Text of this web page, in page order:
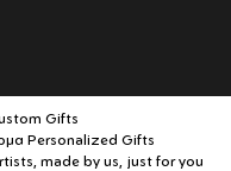
Gifts
Personalized Gifts
made by us, just for you